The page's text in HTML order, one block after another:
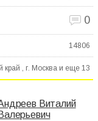
0
14806
край , г. Москва и еще 13
Виталий
Валерьевич